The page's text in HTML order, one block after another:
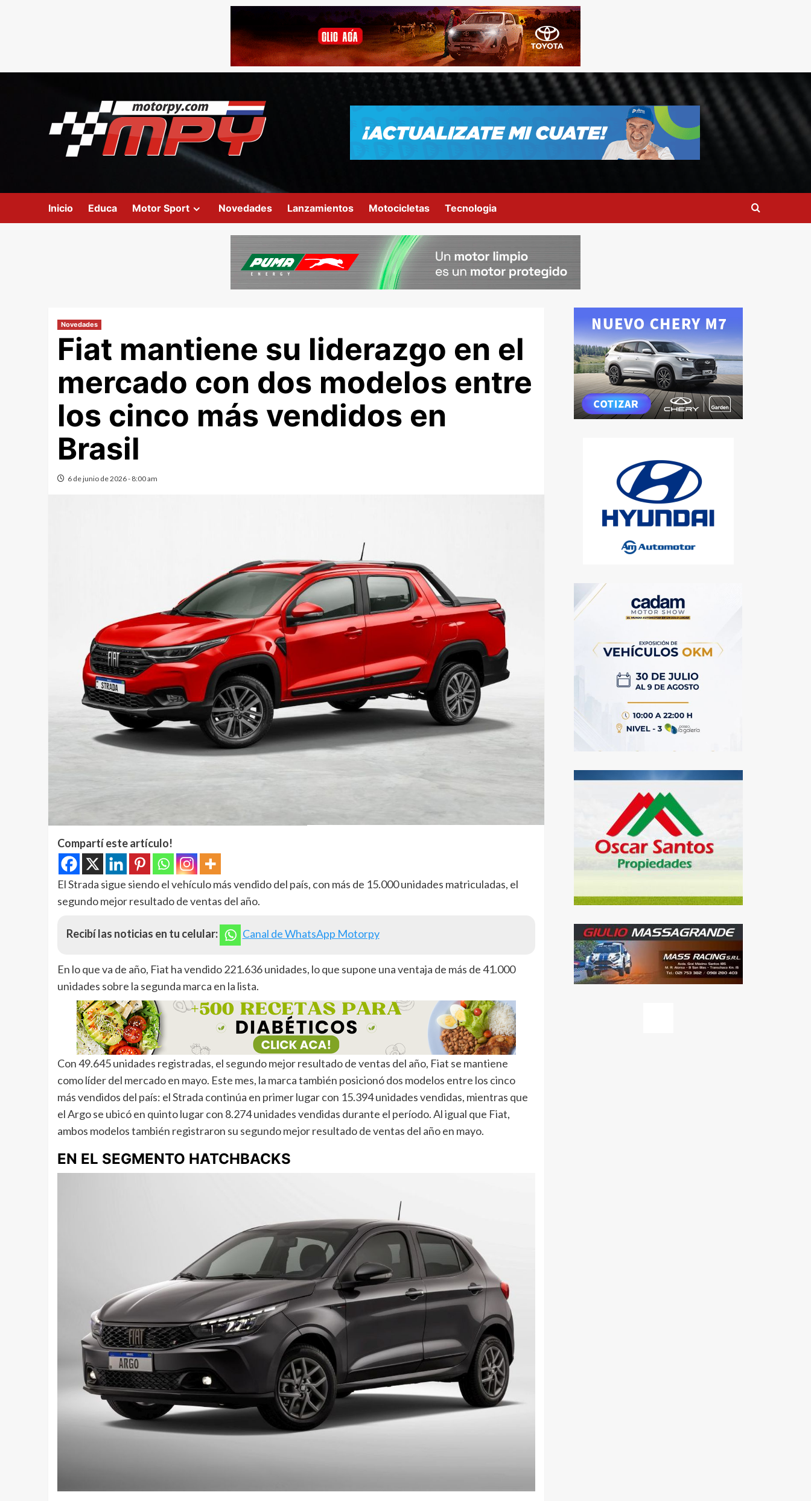
Inicio Educa Motor Sport Novedades Lanzamientos Motocicletas Tecnologia
Novedades
Fiat mantiene su liderazgo en el
mercado con dos modelos entre
los cinco más vendidos en
Brasil
6 de junio de 2026 - 8:00 am
Compartí este artículo!
El Strada sigue siendo el vehículo más vendido del país, con más de 15.000 unidades matriculadas, el
segundo mejor resultado de ventas del año.
Recibí las noticias en tu celular: Canal de WhatsApp Motorpy
En lo que va de año, Fiat ha vendido 221.636 unidades, lo que supone una ventaja de más de 41.000
unidades sobre la segunda marca en la lista.
Con 49.645 unidades registradas, el segundo mejor resultado de ventas del año, Fiat se mantiene
como líder del mercado en mayo. Este mes, la marca también posicionó dos modelos entre los cinco
más vendidos del país: el Strada continúa en primer lugar con 15.394 unidades vendidas, mientras que
el Argo se ubicó en quinto lugar con 8.274 unidades vendidas durante el período. Al igual que Fiat,
ambos modelos también registraron su segundo mejor resultado de ventas del año en mayo.
EN EL SEGMENTO HATCHBACKS